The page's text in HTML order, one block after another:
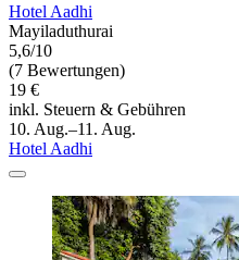
Hotel Aadhi
Mayiladuthurai
5,6/10
(7 Bewertungen)
19 €
inkl. Steuern & Gebühren
10. Aug.–11. Aug.
Hotel Aadhi